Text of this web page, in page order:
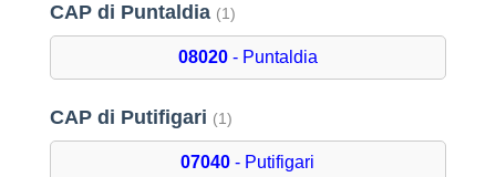
CAP di Puntaldia (1)
08020- Puntaldia
CAP di Putifigari (1)
07040 - Putifigari